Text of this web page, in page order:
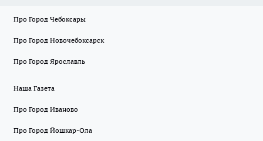
Про Город Чебоксары
Про Город Новочебоксарск
Про Город Ярославль
Наша Газета
Про Город Иваново
Про Город Йошкар-Ола